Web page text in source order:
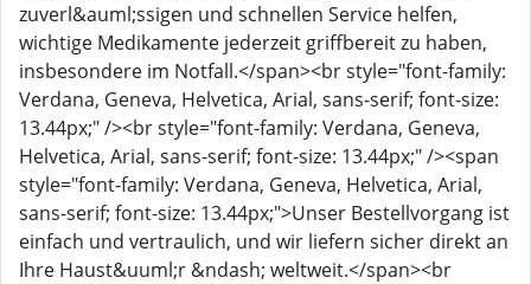
zuverl&auml;ssigen und schnellen Service helfen,
wichtige Medikamente jederzeit griffbereit zu haben,
insbesondere im Notfall.</span><br style="font-family:
Verdana, Geneva, Helvetica, Arial, sans-serif; font-size:
13.44px;" /><br style="font-family: Verdana, Geneva,
Helvetica, Arial, sans-serif; font-size: 13.44px;" /><span
style="font-family: Verdana, Geneva, Helvetica, Arial,
sans-serif; font-size: 13.44px;">Unser Bestellvorgang ist
einfach und vertraulich, und wir liefern sicher direkt an
Ihre Haust&uuml;r &ndash; weltweit.</span><br